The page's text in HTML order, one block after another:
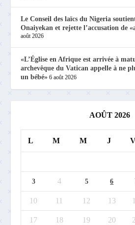
Le Conseil des laïcs du Nigeria
Onaiyekan et rejette l’accusation de
août 2026
«L’Église en Afrique est arrivée à
archevêque du Vatican appelle à ne
un bébé» 6 août 2026
AOÛT 2026
L M M J
3 4 5 6
10 11 12 13
17 18 19 20